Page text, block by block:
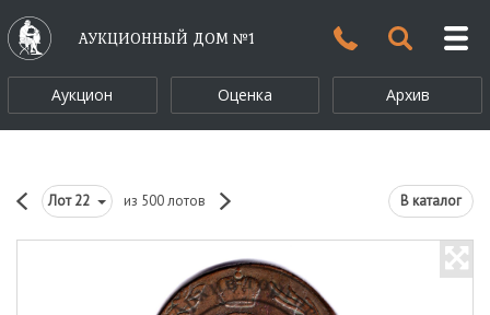
АУКЦИОННЫЙ ДОМ №1
Аукцион Оценка Архив
Лот22 из 500 лотов В каталог